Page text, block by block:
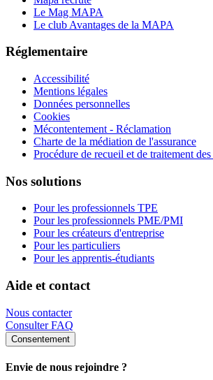
Le Mag MAPA
Le club Avantages de la MAPA
Réglementaire
Accessibilité
Mentions légales
Données personnelles
Cookies
Mécontentement - Réclamation
Charte de la médiation de l'assurance
Procédure de recueil et de traitement
Nos solutions
Pour les professionnels TPE
Pour les professionnels PME/PMI
Pour les créateurs d'entreprise
Pour les particuliers
Pour les apprentis-étudiants
Aide et contact
Nous contacter
Consulter FAQ
Consentement
Envie de nous rejoindre ?